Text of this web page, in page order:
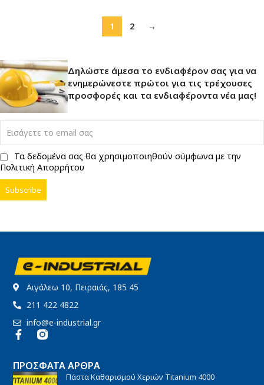
1 2 →
Δηλώστε άμεσα το ενδιαφέρον σας για να
ενημερώνεστε πρώτοι για τις τρέχουσες
προσφορές και τα ενδιαφέροντα νέα μας!
Τα δεδομένα σας θα χρησιμοποιηθούν σύμφωνα με την
Πολιτική Απορρήτου
Αιγάλεω 10, Πειραιάς, 185 45
211 422 4822
info@e-industrial.gr
ΠΡΌΣΦΑΤΑ ΆΡΘΡΑ
Πάστα Καθαρισμού Χεριών Titanium 4000